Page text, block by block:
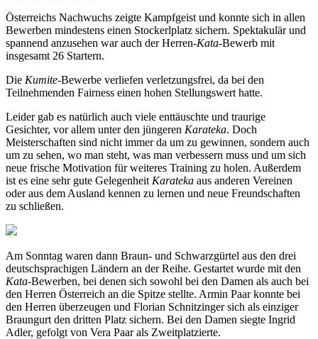
Österreichs Nachwuchs zeigte Kampfgeist und konnte sich in allen
Bewerben mindestens einen Stockerlplatz sichern. Spektakulär und
spannend anzusehen war auch der Herren-Kata-Bewerb mit
insgesamt 26 Startern.
Die Kumite-Bewerbe verliefen verletzungsfrei, da bei den
Teilnehmenden Fairness einen hohen Stellungswert hatte.
Leider gab es natürlich auch viele enttäuschte und traurige
Gesichter, vor allem unter den jüngeren Karateka. Doch
Meisterschaften sind nicht immer da um zu gewinnen, sondern auch
um zu sehen, wo man steht, was man verbessern muss und um sich
neue frische Motivation für weiteres Training zu holen. Außerdem
ist es eine sehr gute Gelegenheit Karateka aus anderen Vereinen
oder aus dem Ausland kennen zu lernen und neue Freundschaften
zu schließen.
Am Sonntag waren dann Braun- und Schwarzgürtel aus den drei
deutschsprachigen Ländern an der Reihe. Gestartet wurde mit den
Kata-Bewerben, bei denen sich sowohl bei den Damen als auch bei
den Herren Österreich an die Spitze stellte. Armin Paar konnte bei
den Herren überzeugen und Florian Schnitzinger sich als einziger
Braungurt den dritten Platz sichern. Bei den Damen siegte Ingrid
Adler, gefolgt von Vera Paar als Zweitplatzierte.